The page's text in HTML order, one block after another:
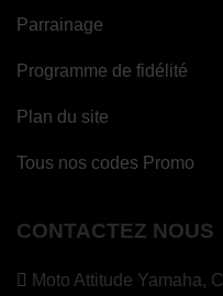
avis)
Parrainage
Programme de fidélité
Plan du site
Tous nos codes Promo
CONTACTEZ NOUS
Moto Attitude Yamaha,